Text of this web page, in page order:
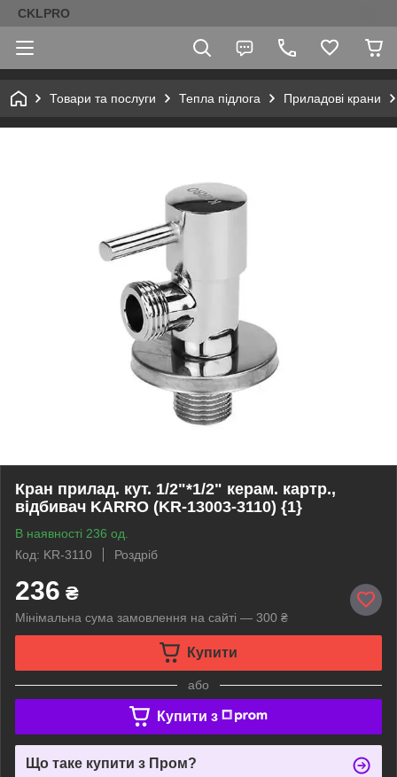
CKLPRO
Товари та послуги Тепла підлога Приладові крани
Кран прилад. кут. 1/2"*1/2" керам. картр.,
відбивач KARRO (KR-13003-3110) {1}
В наявності 236 од.
Код: KR-3110
Роздріб
236 ₴
Мінімальна сума замовлення на сайті — 300 ₴
Купити
або
Купити з
Що таке купити з Пром?